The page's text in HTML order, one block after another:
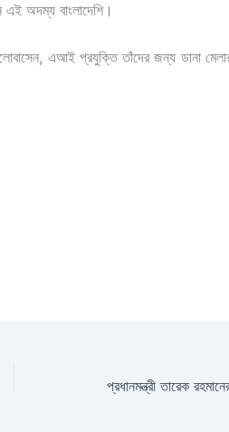
এই অদম্য বাংলাদেশি।
এআই প্রযুক্তি তাঁদের জন্য ডানা